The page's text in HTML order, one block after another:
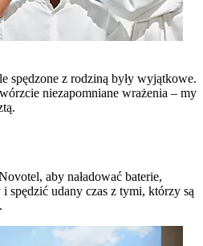
spędzone z rodziną były wyjątkowe.
niezapomniane wrażenia – my
aby naładować baterie,
spędzić udany czas z tymi, którzy są